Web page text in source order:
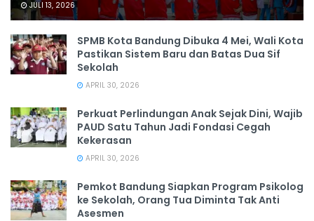
JULI 13, 2026
SPMB Kota Bandung Dibuka 4 Mei, Wali Kota
Pastikan Sistem Baru dan Batas Dua Sif
Sekolah
APRIL 30, 2026
Perkuat Perlindungan Anak Sejak Dini, Wajib
PAUD Satu Tahun Jadi Fondasi Cegah
Kekerasan
APRIL 30, 2026
Pemkot Bandung Siapkan Program Psikolog
ke Sekolah, Orang Tua Diminta Tak Anti
Asesmen